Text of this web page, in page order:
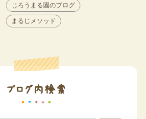
じろうまる園のブログ
まるじメソッド
ブログ内検索